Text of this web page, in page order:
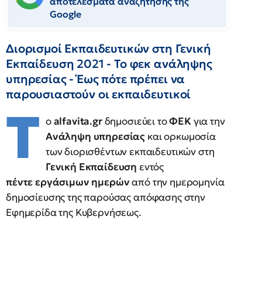
Google
Διορισμοί Εκπαιδευτικών στη Γενική
Εκπαίδευση 2021 - Το φεκ ανάληψης
υπηρεσίας - Έως πότε πρέπει να
παρουσιαστούν οι εκπαιδευτικοί
Τ οalfavita.grδημοσιεύει τοΦΕΚγια την
Ανάληψη υπηρεσίας και ορκωμοσία
των διορισθέντων εκπαιδευτικών στη
Γενική Εκπαίδευση εντός
πέντε εργάσιμων ημερώναπό την ημερομηνία
δημοσίευσης της παρούσας απόφασης στην
Εφημερίδα της Κυβερνήσεως.